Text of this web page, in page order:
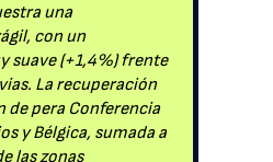
una
con un
suave (+1,4%) frente
La recuperación
de pera Conferencia
y Bélgica, sumada a
las zonas